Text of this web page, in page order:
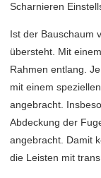
Scharnieren
Ist der Bauschaum
übersteht. Mit
Rahmen entlang.
mit einem
angebracht.
Abdeckung der
angebracht. Damit
die Leisten mit